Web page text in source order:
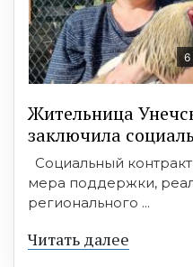
6
Жительница
заключила
Социальный
мера поддержки,
регионального ...
Читать далее